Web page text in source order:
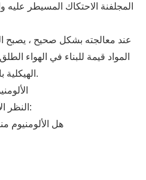
المجلفنة الاحتكاك المسيطر
عند معالجته بشكل صحيح ، يصبح
المواد قيمة للبناء في الهواء
الهيكلية باستخدام تكنولوجيا تشكيل لفة.
النظر الآن في المعادن الخفيفة الوزن:
هل الألومنيوم